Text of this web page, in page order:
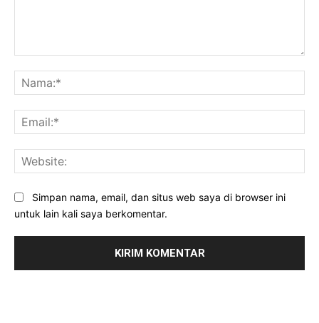
Simpan nama, email, dan situs web saya di browser ini
untuk lain kali saya berkomentar.